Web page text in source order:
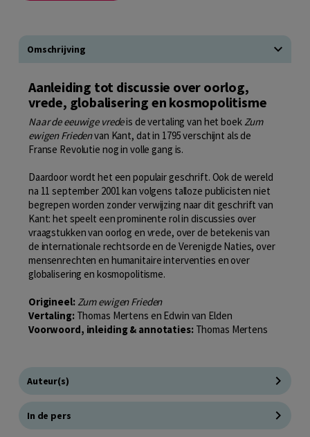
Omschrijving
Aanleiding tot discussie over oorlog,
vrede, globalisering en kosmopolitisme
Naar de eeuwige vredeis de vertaling van het boekZum
ewigen Friedenvan Kant, dat in 1795 verschijnt als de
Franse Revolutie nog in volle gang is.
Daardoor wordt het een populair geschrift. Ook de wereld
na 11 september 2001 kan volgens talloze publicisten niet
begrepen worden zonder verwijzing naar dit geschrift van
Kant: het speelt een prominente rol in discussies over
vraagstukken van oorlog en vrede, over de betekenis van
de internationale rechtsorde en de Verenigde Naties, over
mensenrechten en humanitaire interventies en over
globalisering en kosmopolitisme.
Origineel:Zum ewigen Frieden
Vertaling:Thomas Mertens en Edwin van Elden
Voorwoord, inleiding & annotaties:Thomas Mertens
Auteur(s)
In de pers